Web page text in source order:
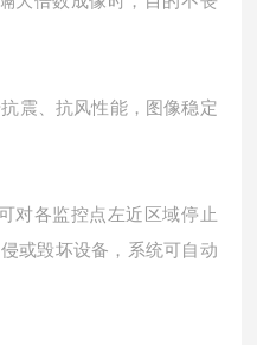
震、抗风性能，图像稳定
对各监控点左近区域停止
或毁坏设备，系统可自动